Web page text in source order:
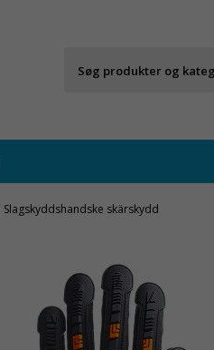
Slagskyddshandske skärskydd